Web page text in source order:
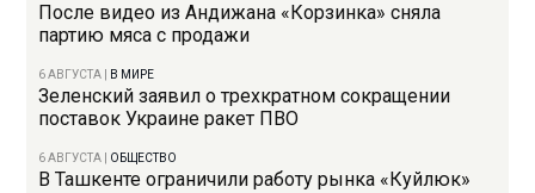
После видео из Андижана «Корзинка» сняла
партию мяса с продажи
6 АВГУСТА В МИРЕ
Зеленский заявил о трехкратном сокращении
поставок Украине ракет ПВО
6 АВГУСТА ОБЩЕСТВО
В Ташкенте ограничили работу рынка «Куйлюк»